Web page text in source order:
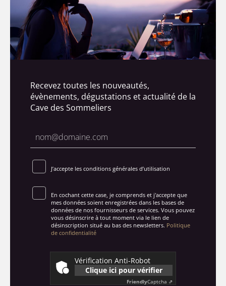
Recevez toutes les nouveautés,
évènements, dégustations et actualité de la
Cave des Sommeliers
J’accepte les conditions générales d’utilisation
En cochant cette case, je comprends et j'accepte que
mes données soient enregistrées dans les bases de
données de nos fournisseurs de services. Vous pouvez
vous désinscrire à tout moment via le lien de
désinscription situé au bas des newsletters. Politique
de confidentialité
Vérification Anti-Robot
Clique ici pour vérifier
FriendlyCaptcha ⇗